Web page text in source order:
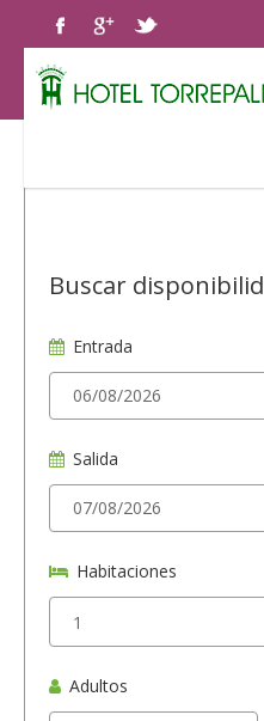
Buscar
Entrada
Salida
Habitaciones
Adultos